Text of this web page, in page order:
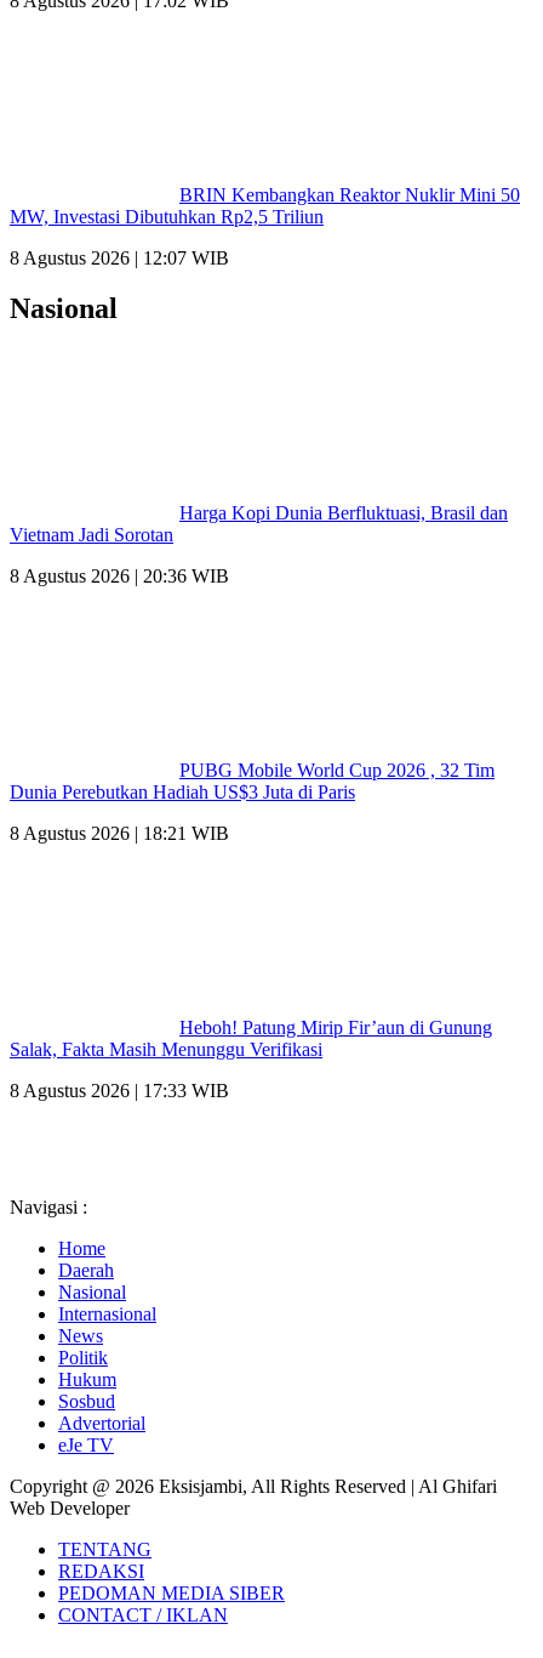
BRIN Kembangkan Reaktor Nuklir Mini 50
MW, Investasi Dibutuhkan Rp2,5 Triliun
8 Agustus 2026 | 12:07 WIB
Nasional
Harga Kopi Dunia Berfluktuasi, Brasil dan
Vietnam Jadi Sorotan
8 Agustus 2026 | 20:36 WIB
PUBG Mobile World Cup 2026 , 32 Tim
Dunia Perebutkan Hadiah US$3 Juta di Paris
8 Agustus 2026 | 18:21 WIB
Heboh! Patung Mirip Fir’aun di Gunung
Salak, Fakta Masih Menunggu Verifikasi
8 Agustus 2026 | 17:33 WIB
Navigasi :
Home
Daerah
Nasional
Internasional
News
Politik
Hukum
Sosbud
Advertorial
eJe TV
Copyright @ 2026 Eksisjambi, All Rights Reserved | Al Ghifari
Web Developer
TENTANG
REDAKSI
PEDOMAN MEDIA SIBER
CONTACT / IKLAN